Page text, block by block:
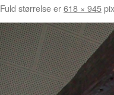
Fuld størrelse er618 × 945